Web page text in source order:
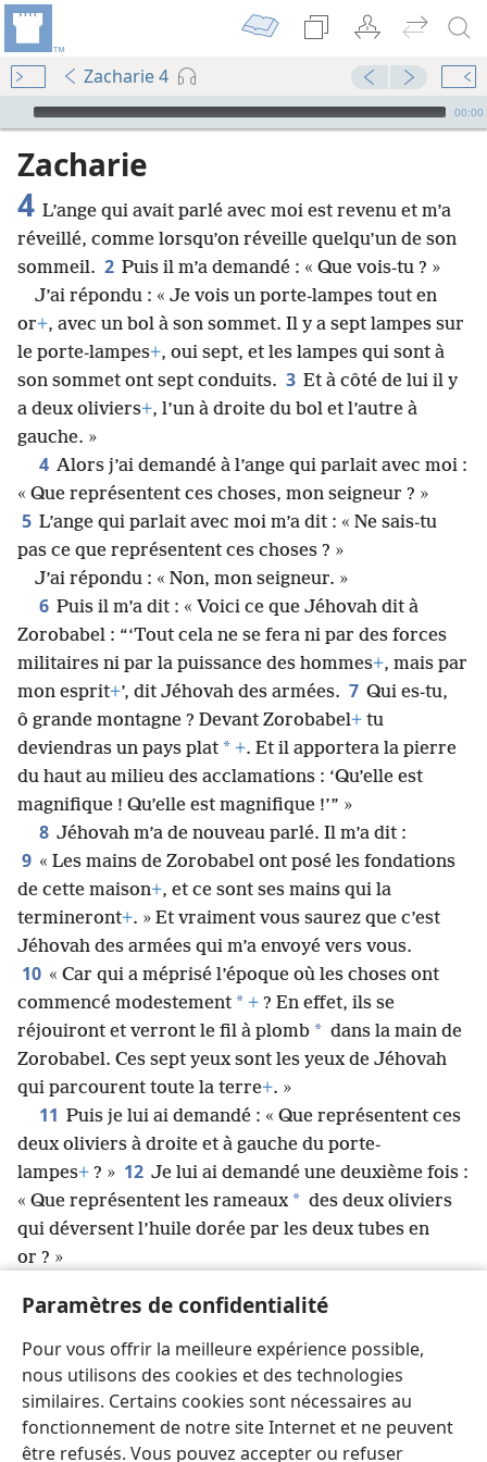
Paramètres de confidentialité
Pour vous offrir la meilleure expérience possible,
nous utilisons des cookies et des technologies
similaires. Certains cookies sont nécessaires au
fonctionnement de notre site Internet et ne peuvent
être refusés. Vous pouvez accepter ou refuser
Zacharie 4
Audio Player
00:00
Zacharie
4 L’ange qui avait parlé avec moi est revenu et m’a
réveillé, comme lorsqu’on réveille quelqu’un de son
sommeil. 2 Puis il m’a demandé : « Que vois-tu ? »
J’ai répondu : « Je vois un porte-lampes tout en
or+, avec un bol à son sommet. Il y a sept lampes sur
le porte-lampes+, oui sept, et les lampes qui sont à
son sommet ont sept conduits. 3 Et à côté de lui il y
a deux oliviers+, l’un à droite du bol et l’autre à
gauche. »
4 Alors j’ai demandé à l’ange qui parlait avec moi :
« Que représentent ces choses, mon seigneur ? »
5 L’ange qui parlait avec moi m’a dit : « Ne sais-tu
pas ce que représentent ces choses ? »
J’ai répondu : « Non, mon seigneur. »
6 Puis il m’a dit : « Voici ce que Jéhovah dit à
Zorobabel : “‘Tout cela ne se fera ni par des forces
militaires ni par la puissance des hommes+, mais par
mon esprit+’, dit Jéhovah des armées. 7 Qui es-tu,
ô grande montagne ? Devant Zorobabel+ tu
deviendras un pays plat * +. Et il apportera la pierre
du haut au milieu des acclamations : ‘Qu’elle est
magnifique ! Qu’elle est magnifique !’” »
8 Jéhovah m’a de nouveau parlé. Il m’a dit :
9 « Les mains de Zorobabel ont posé les fondations
de cette maison+, et ce sont ses mains qui la
termineront+. » Et vraiment vous saurez que c’est
Jéhovah des armées qui m’a envoyé vers vous.
10 « Car qui a méprisé l’époque où les choses ont
commencé modestement * + ? En effet, ils se
réjouiront et verront le fil à plomb * dans la main de
Zorobabel. Ces sept yeux sont les yeux de Jéhovah
qui parcourent toute la terre+. »
11 Puis je lui ai demandé : « Que représentent ces
deux oliviers à droite et à gauche du porte-
lampes+ ? » 12 Je lui ai demandé une deuxième fois :
« Que représentent les rameaux * des deux oliviers
qui déversent l’huile dorée par les deux tubes en
or ? »
représentent ces choses ? »
J’ai répondu : « Non, mon seigneur. »
14 Il a dit : « Ce sont les deux oints * qui se
tiennent près du Seigneur de toute la terre+ . »